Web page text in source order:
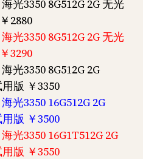
光3350 8G512G 2G 无光
2880
光3350 8G512G 2G 无光
3290
光3350 8G512G 2G
版 ￥3350
光3350 16G512G 2G
版 ￥3500
光3350 16G1T512G 2G
版 ￥3550